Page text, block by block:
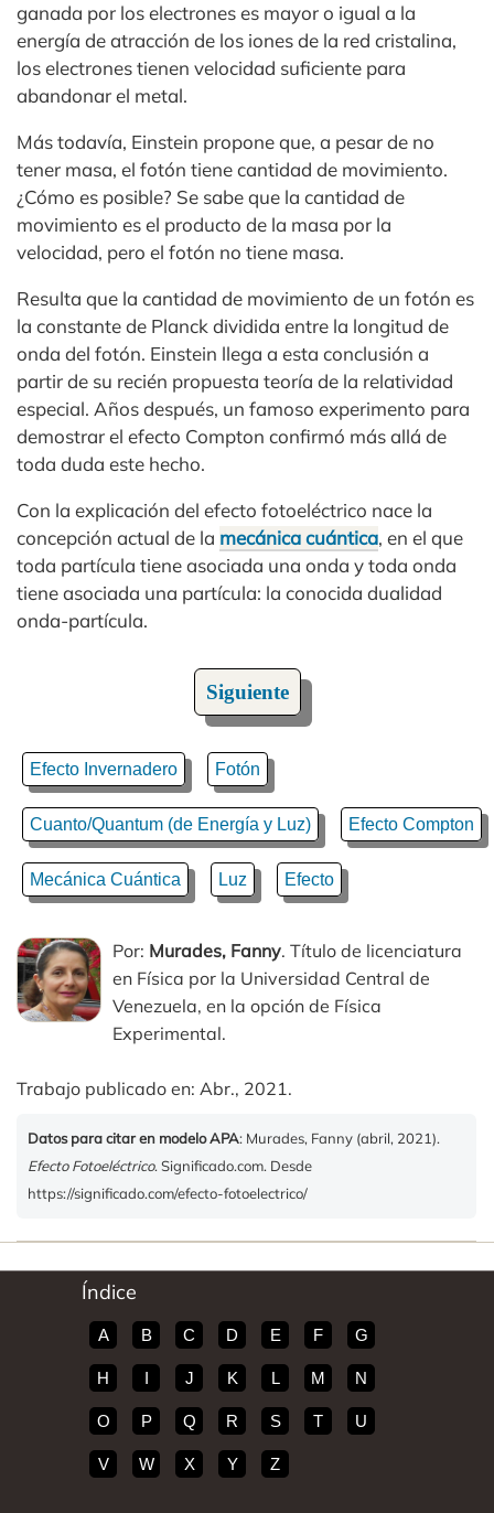
ganada por los electrones es mayor o igual a la
energía de atracción de los iones de la red cristalina,
los electrones tienen velocidad suficiente para
abandonar el metal.
Más todavía, Einstein propone que, a pesar de no
tener masa, el fotón tiene cantidad de movimiento.
¿Cómo es posible? Se sabe que la cantidad de
movimiento es el producto de la masa por la
velocidad, pero el fotón no tiene masa.
Resulta que la cantidad de movimiento de un fotón es
la constante de Planck dividida entre la longitud de
onda del fotón. Einstein llega a esta conclusión a
partir de su recién propuesta teoría de la relatividad
especial. Años después, un famoso experimento para
demostrar el efecto Compton confirmó más allá de
toda duda este hecho.
Con la explicación del efecto fotoeléctrico nace la
concepción actual de la mecánica cuántica, en el que
toda partícula tiene asociada una onda y toda onda
tiene asociada una partícula: la conocida dualidad
onda-partícula.
Siguiente
Efecto Invernadero Fotón
Cuanto/Quantum (de Energía y Luz) Efecto Compton
Mecánica Cuántica Luz Efecto
Por: Murades, Fanny. Título de licenciatura
en Física por la Universidad Central de
Venezuela, en la opción de Física
Experimental.
Trabajo publicado en: Abr., 2021.
Datos para citar en modelo APA: Murades, Fanny (abril, 2021).
Efecto Fotoeléctrico. Significado.com. Desde
https://significado.com/efecto-fotoelectrico/
Índice
A B C D E F G
H I J K L M N
O P Q R S T U
V W X Y Z